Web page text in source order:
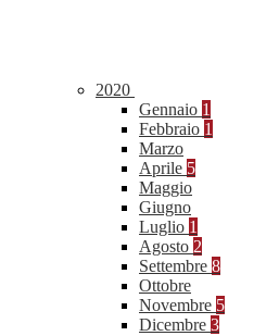
2020
Gennaio 1
Febbraio 1
Marzo
Aprile 5
Maggio
Giugno
Luglio 1
Agosto 2
Settembre 8
Ottobre
Novembre 5
Dicembre 3